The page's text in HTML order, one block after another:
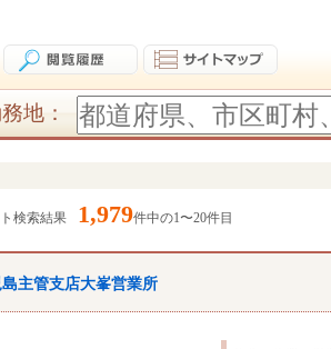
地：
検索結果 1,979件中の1〜20件目
主管支店大峯営業所